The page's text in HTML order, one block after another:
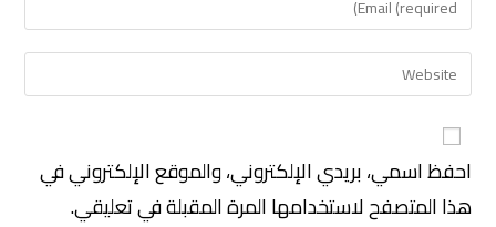
احفظ اسمي، بريدي الإلكتروني، والموقع الإلكتروني في
هذا المتصفح لاستخدامها المرة المقبلة في تعليقي.